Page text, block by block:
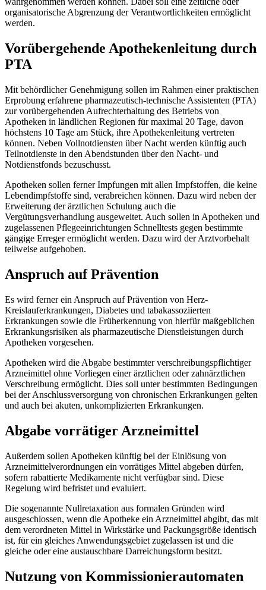
organisatorische Abgrenzung der Verantwortlichkeiten ermöglicht
werden.
Vorübergehende Apothekenleitung durch
PTA
Mit behördlicher Genehmigung sollen im Rahmen einer praktischen
Erprobung erfahrene pharmazeutisch-technische Assistenten (PTA)
zur vorübergehenden Aufrechterhaltung des Betriebs von
Apotheken in ländlichen Regionen für maximal 20 Tage, davon
höchstens 10 Tage am Stück, ihre Apothekenleitung vertreten
können. Neben Vollnotdiensten über Nacht werden künftig auch
Teilnotdienste in den Abendstunden über den Nacht- und
Notdienstfonds bezuschusst.
Apotheken sollen ferner Impfungen mit allen Impfstoffen, die keine
Lebendimpfstoffe sind, verabreichen können. Dazu wird neben der
Erweiterung der ärztlichen Schulung auch die
Vergütungsverhandlung ausgeweitet. Auch sollen in Apotheken und
zugelassenen Pflegeeinrichtungen Schnelltests gegen bestimmte
gängige Erreger ermöglicht werden. Dazu wird der Arztvorbehalt
teilweise aufgehoben.
Anspruch auf Prävention
Es wird ferner ein Anspruch auf Prävention von Herz-
Kreislauferkrankungen, Diabetes und tabakassoziierten
Erkrankungen sowie die Früherkennung von hierfür maßgeblichen
Erkrankungsrisiken als pharmazeutische Dienstleistungen durch
Apotheken vorgesehen.
Apotheken wird die Abgabe bestimmter verschreibungspflichtiger
Arzneimittel ohne Vorliegen einer ärztlichen oder zahnärztlichen
Verschreibung ermöglicht. Dies soll unter bestimmten Bedingungen
bei der Anschlussversorgung von chronischen Erkrankungen gelten
und auch bei akuten, unkomplizierten Erkrankungen.
Abgabe vorrätiger Arzneimittel
Außerdem sollen Apotheken künftig bei der Einlösung von
Arzneimittelverordnungen ein vorrätiges Mittel abgeben dürfen,
sofern rabattierte Medikamente nicht verfügbar sind. Diese
Regelung wird befristet und evaluiert.
Die sogenannte Nullretaxation aus formalen Gründen wird
ausgeschlossen, wenn die Apotheke ein Arzneimittel abgibt, das mit
dem verordneten Mittel in Wirkstärke und Packungsgröße identisch
ist, für ein gleiches Anwendungsgebiet zugelassen ist und die
gleiche oder eine austauschbare Darreichungsform besitzt.
Nutzung von Kommissionierautomaten